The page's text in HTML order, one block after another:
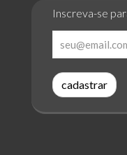
Inscreva-se
cadastrar